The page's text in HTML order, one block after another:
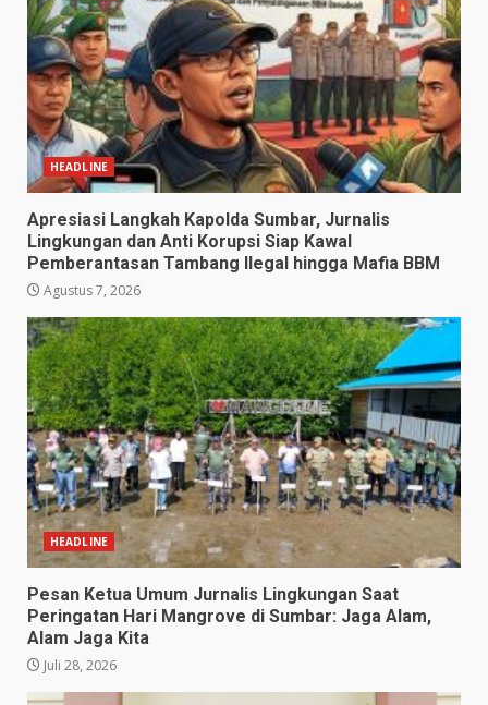
HEADLINE
Apresiasi Langkah Kapolda Sumbar, Jurnalis
Lingkungan dan Anti Korupsi Siap Kawal
Pemberantasan Tambang Ilegal hingga Mafia BBM
Agustus 7, 2026
HEADLINE
Pesan Ketua Umum Jurnalis Lingkungan Saat
Peringatan Hari Mangrove di Sumbar: Jaga Alam,
Alam Jaga Kita
Juli 28, 2026